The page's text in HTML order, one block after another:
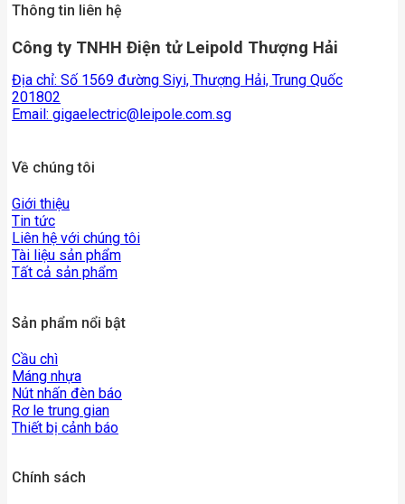
Thông tin liên hệ
Công ty TNHH Điện tử Leipold Thượng Hải
Địa chỉ: Số 1569 đường Siyi, Thượng Hải, Trung Quốc
201802
Email: gigaelectric@leipole.com.sg
Về chúng tôi
Giới thiệu
Tin tức
Liên hệ với chúng tôi
Tài liệu sản phẩm
Tất cả sản phẩm
Sản phẩm nổi bật
Cầu chì
Máng nhựa
Nút nhấn đèn báo
Rơ le trung gian
Thiết bị cảnh báo
Chính sách